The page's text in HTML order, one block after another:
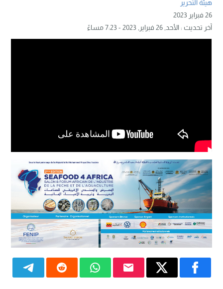
هيئة التحرير
26 فبراير 2023
آخر تحديث :الأحد, 26 فبراير, 2023 - 7:23 مساءً